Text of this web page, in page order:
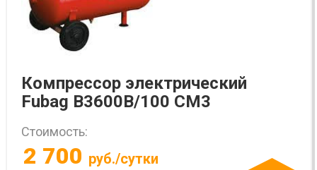
Компрессор электрический
Fubag B3600B/100 CM3
Стоимость:
2 700 руб./сутки